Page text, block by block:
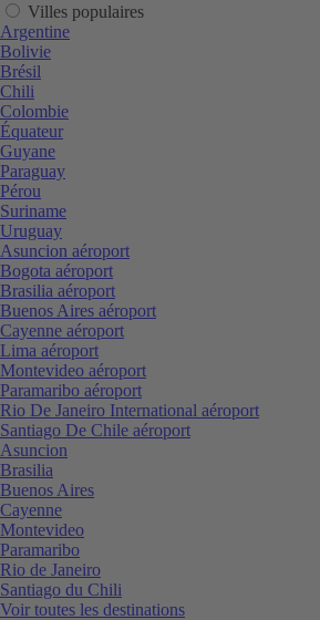
Villes populaires
Argentine
Bolivie
Brésil
Chili
Colombie
Équateur
Guyane
Paraguay
Pérou
Suriname
Uruguay
Asuncion aéroport
Bogota aéroport
Brasilia aéroport
Buenos Aires aéroport
Cayenne aéroport
Lima aéroport
Montevideo aéroport
Paramaribo aéroport
Rio De Janeiro International aéroport
Santiago De Chile aéroport
Asuncion
Brasilia
Buenos Aires
Cayenne
Montevideo
Paramaribo
Rio de Janeiro
Santiago du Chili
Voir toutes les destinations